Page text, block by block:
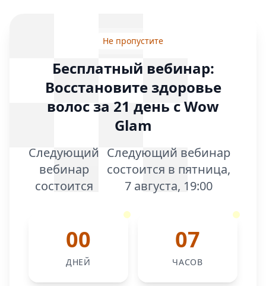
Не пропустите
Бесплатный вебинар:
Восстановите здоровье
волос за 21 день с Wow
Glam
Следующий
вебинар
состоится
Следующий вебинар
состоится в пятница,
7 августа, 19:00
00
ДНЕЙ
07
ЧАСОВ